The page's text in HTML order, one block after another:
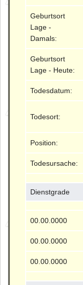
Geburtsort
Lage -
Damals:
Geburtsort
Lage - Heute:
Todesdatum:
Todesort:
Position:
Todesursache:
Dienstgrade
00.00.0000
00.00.0000
00.00.0000